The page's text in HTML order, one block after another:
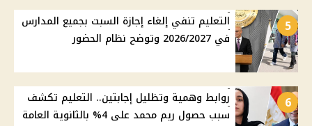
5
التعليم تنفي إلغاء إجازة السبت بجميع المدارس
في 2026/2027 وتوضح نظام الحضور
6
روابط وهمية وتظليل إجابتين.. التعليم تكشف
سبب حصول ريم محمد على 4% بالثانوية العامة